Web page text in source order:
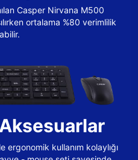
Casper Nirvana M500
ortalama %80 verimlilik
ergonomik kullanım kolaylığı